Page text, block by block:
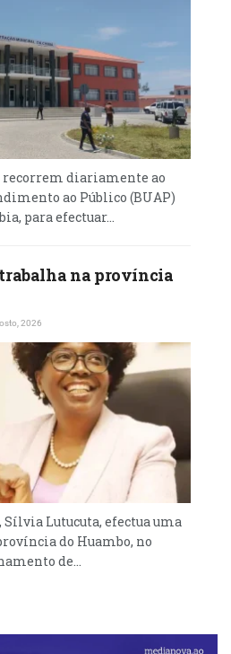
recorrem diariamente ao
ao Público (BUAP)
para efectuar...
na província
2026
Lutucuta, efectua uma
do Huambo, no
de...